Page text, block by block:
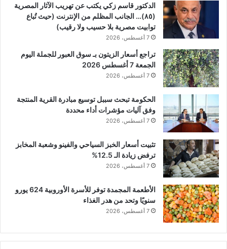
الدكتور قاسم زكي يكتب عن تهريب الآثار المصرية
(٨٥)… الجانب المظلم من الإنترنت (حيث تُباع
توابيت مصرية بلا حسيب ولا رقيب)
7 أغسطس، 2026
تراجع أسعار الزيتون بـ سوق العبور للجملة اليوم
الجمعة 7 أغسطس 2026
7 أغسطس، 2026
الحكومة تبحث سببل توسيع مبادرة القرية المنتجة
وفق آليات مؤشرات أداء محددة
7 أغسطس، 2026
تثبيت أسعار الخبز السياحي والفينو وشعبة المخابز
ترفض زيادة الـ 12.5%
7 أغسطس، 2026
الأطعمة المجمدة توفر للأسرة الأوروبية 624 يورو
سنويًا وتحد من هدر الغذاء
7 أغسطس، 2026